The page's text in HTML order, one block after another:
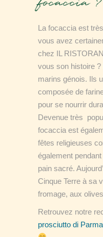
La focaccia est
vous avez
chez IL
vous son histoire
marins génois. Ils
composée de
pour se nourrir
Devenue très
focaccia est
fêtes religieuses
également
pain sacré.
Cinque Terre à sa
fromage, aux
Retrouvez notre
prosciutto di